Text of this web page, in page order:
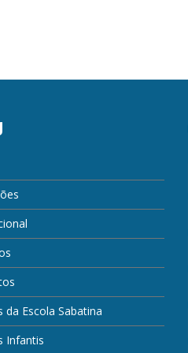
da Escola Sabatina
Infantis